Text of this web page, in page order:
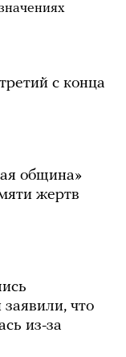
с конца
община»
жертв
что
из-за